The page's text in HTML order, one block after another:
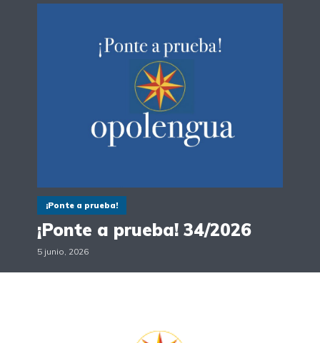
¡Ponte a prueba!
¡Ponte a prueba! 34/2026
5 junio, 2026